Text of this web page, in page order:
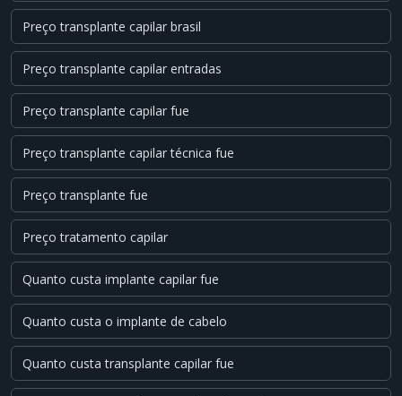
Preço transplante capilar brasil
Preço transplante capilar entradas
Preço transplante capilar fue
Preço transplante capilar técnica fue
Preço transplante fue
Preço tratamento capilar
Quanto custa implante capilar fue
Quanto custa o implante de cabelo
Quanto custa transplante capilar fue